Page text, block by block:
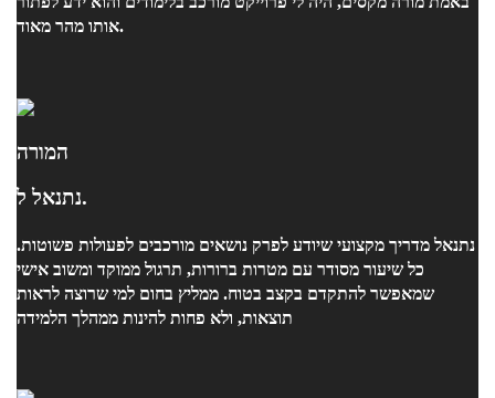
אותו מהר מאוד.
המורה
נתנאל ל.
נתנאל מדריך מקצועי שיודע לפרק נושאים מורכבים לפעולות פשוטות.
כל שיעור מסודר עם מטרות ברורות, תרגול ממוקד ומשוב אישי
שמאפשר להתקדם בקצב בטוח. ממליץ בחום למי שרוצה לראות
תוצאות, ולא פחות להינות ממהלך הלמידה